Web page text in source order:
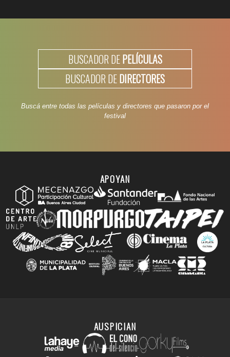
BUSCADOR DEPELÍCULAS
BUSCADOR DEDIRECTORES
Buscá entre todas las películas y directores que pasaron por el
festival
APOYAN
AUSPICIAN